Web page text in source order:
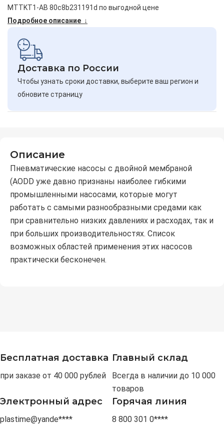
MTTKT1-AB 80c8b231191d по выгодной цене
Подробное описание ↓
Доставка по России
Чтобы узнать сроки доставки, выберите ваш регион и
обновите страницу
Описание
Пневматические насосы с двойной мембраной
(АОDD уже давно признаны наиболее гибкими
промышленными насосами, которые могут
работать с самыми разнообразными средами как
при сравнительно низких давлениях и расходах, так и
при больших производительностях. Список
возможных областей применения этих насосов
практически бесконечен.
Бесплатная доставка
при заказе от 40 000 рублей
Главный склад
Всегда в наличии до 10 000
товаров
Электронный адрес
plastime@yande****
Горячая линия
8 800 301 0****